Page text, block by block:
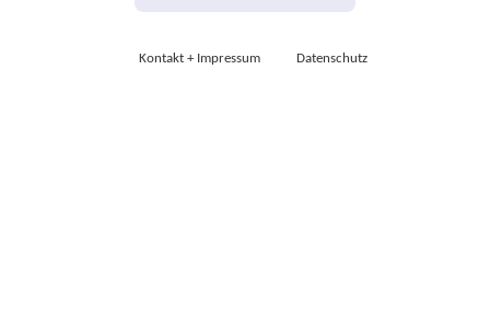
Kontakt + Impressum Datenschutz